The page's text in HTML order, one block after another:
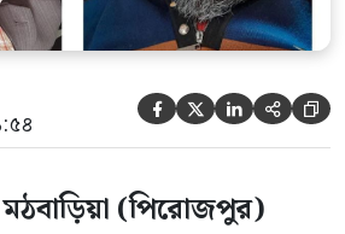
    
(পিরোজপুর)